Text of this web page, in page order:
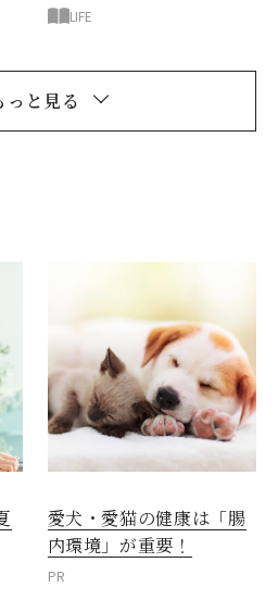
LIFE
っと見る
愛犬・愛猫の健康は「腸
内環境」が重要！
PR
閉じる